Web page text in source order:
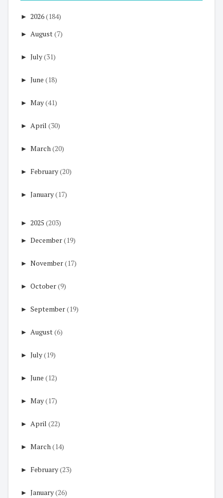
► 2026(184)
► August(7)
► July(31)
► June (18)
► May(41)
► April (30)
► March(20)
► February(20)
► January(17)
► 2025 (203)
► December(19)
► November(17)
► October(9)
► September(19)
► August(6)
► July(19)
► June (12)
► May(17)
► April (22)
► March(14)
► February(23)
► January(26)